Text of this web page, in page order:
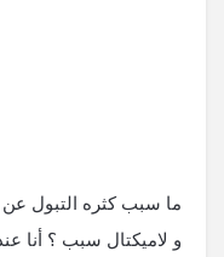
ما سبب كثره التبول عن
و لاميكتال سبب ؟ أنا